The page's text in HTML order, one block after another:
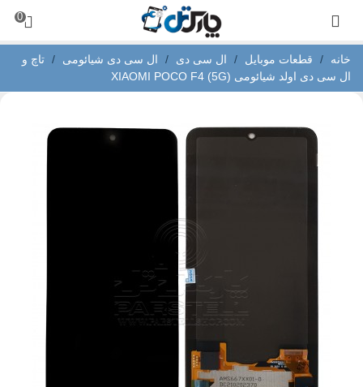
0
خانه / قطعات موبایل / ال سی دی / ال سی دی شیائومی / تاچ و
ال سی دی اولد شیائومی XIAOMI POCO F4 (5G)